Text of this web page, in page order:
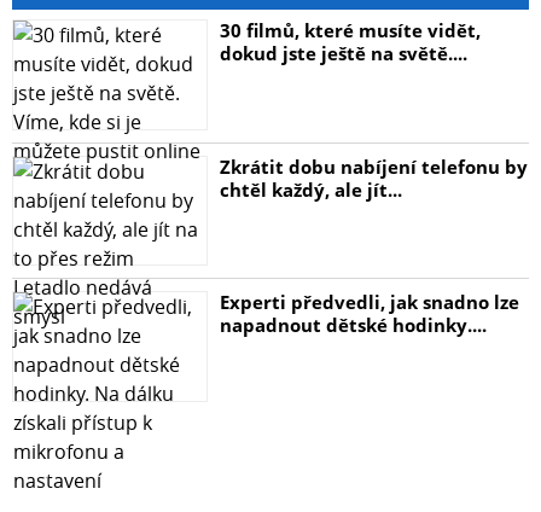
30 filmů, které musíte vidět,
dokud jste ještě na světě....
Zkrátit dobu nabíjení telefonu by
chtěl každý, ale jít...
Experti předvedli, jak snadno lze
napadnout dětské hodinky....